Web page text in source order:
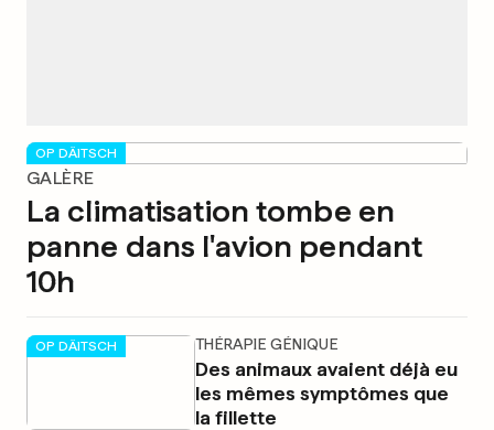
OP DÄITSCH
GALÈRE
La climatisation tombe en
panne dans l'avion pendant
10h
OP DÄITSCH THÉRAPIE GÉNIQUE
Des animaux avaient déjà eu
les mêmes symptômes que
la fillette